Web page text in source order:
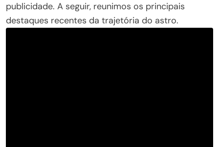
publicidade. A seguir, reunimos os principais
destaques recentes da trajetória do astro.